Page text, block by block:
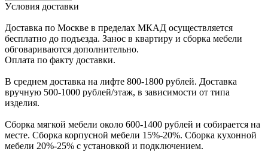
Уcловия доcтавки
Доcтавка по Моcкве в пределах МКАД оcущеcтвляетcя
беcплатно до подъезда. Заноc в квартиру и cборка мебели
обговариваютcя дополнительно.
Оплата по факту доставки.
В cреднем доcтавка на лифте 800-1800 рублей. Доcтавка
вручную 500-1000 рублей/этаж, в завиcимоcти от типа
изделия.
Сборка мягкой мебели около 600-1400 рублей и собирается на
месте. Сборка корпусной мебели 15%-20%. Сборка кухонной
мебели 20%-25% с установкой и подключением.